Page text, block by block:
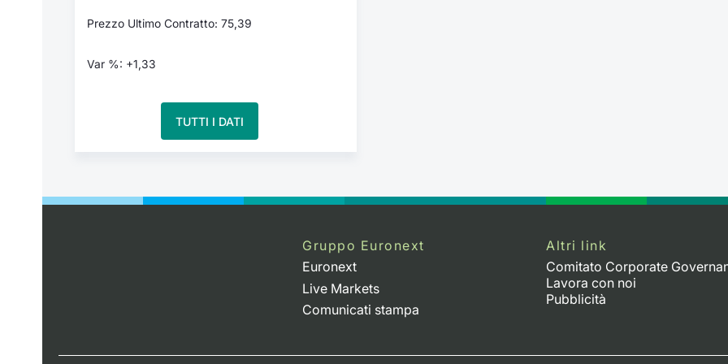
Prezzo Ultimo Contratto: 75,39
Var %: +1,33
TUTTI I DATI
Gruppo Euronext
Euronext
Live Markets
Comunicati stampa
Altri link
Comitato Corporate
Lavora con noi
Pubblicità